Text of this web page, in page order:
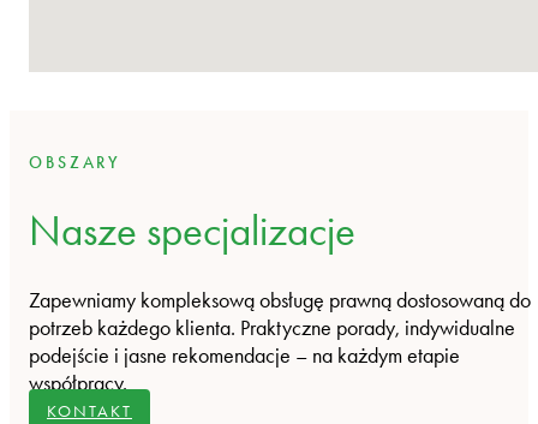
OBSZARY
Nasze specjalizacje
Zapewniamy kompleksową obsługę prawną dostosowaną do
potrzeb każdego klienta. Praktyczne porady, indywidualne
podejście i jasne rekomendacje – na każdym etapie
współpracy.
KONTAKT